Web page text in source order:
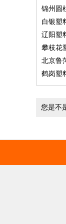
锦州圆
白银塑
辽阳塑
攀枝花
北京鲁
鹤岗塑
您是不